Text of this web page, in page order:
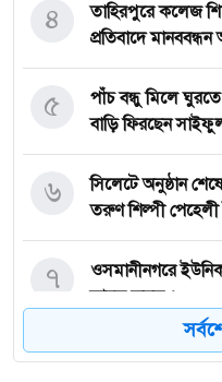
তাহিরপুরে কলেজ
প্রতিবাদে মানববন্ধন
৪
পাঁচ বন্ধু মিলে
বাড়ি ফিরছেন
৫
সিলেটে অনুষ্ঠান
তরুণ শিল্পী পেহেলী
৬
ওসমানীনগরে
আহত অন্তত ২৫
৭
ফেসবুক অ্যাড
৮